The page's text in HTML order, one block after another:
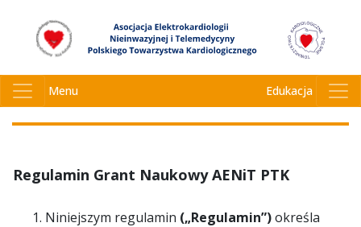
Menu Edukacja
Granty i Nagrody Naukowe
AENiT
Regulamin Grant Naukowy AENiT PTK
Niniejszym regulamin („Regulamin”)określa